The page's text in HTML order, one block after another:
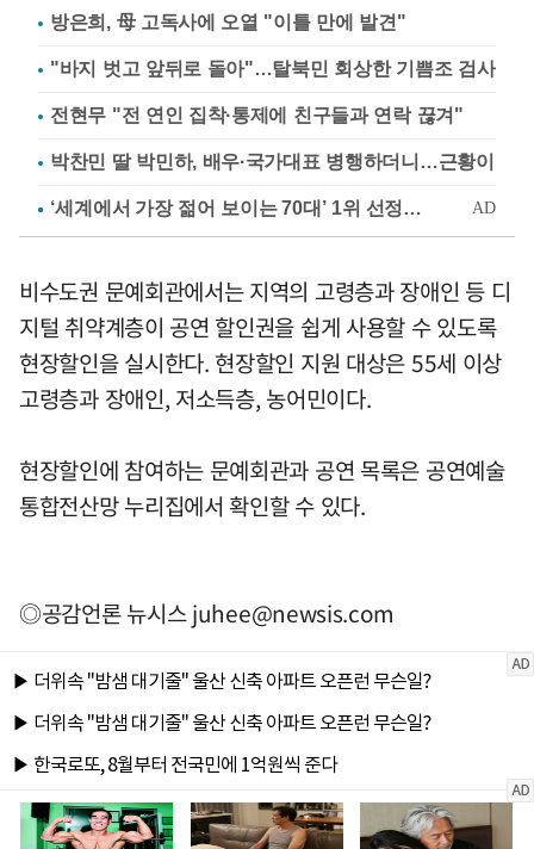
방은희, 母 고독사에 오열 "이틀 만에 발견"
"바지 벗고 앞뒤로 돌아"…탈북민 회상한 기쁨조 검사
전현무 "전 연인 집착·통제에 친구들과 연락 끊겨"
박찬민 딸 박민하, 배우·국가대표 병행하더니…근황이
비수도권 문예회관에서는 지역의 고령층과 장애인 등 디
지털 취약계층이 공연 할인권을 쉽게 사용할 수 있도록
현장할인을 실시한다. 현장할인 지원 대상은 55세 이상
고령층과 장애인, 저소득층, 농어민이다.
현장할인에 참여하는 문예회관과 공연 목록은 공연예술
통합전산망 누리집에서 확인할 수 있다.
◎공감언론 뉴시스juhee@newsis.com